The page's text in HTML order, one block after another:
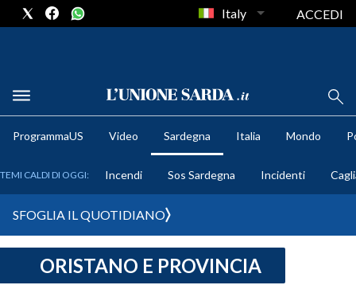
METEO
CRONACA SARDEGNA
Italy ACCEDI
ProgrammaUS Video Sardegna Italia Mondo
TEMI CALDI DI OGGI: Incendi Sos Sardegna Incidenti
SFOGLIA IL QUOTIDIANO
ORISTANO E PROVINCIA